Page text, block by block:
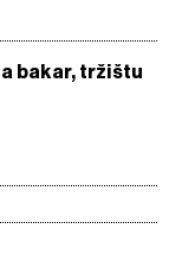
bakar, tržištu